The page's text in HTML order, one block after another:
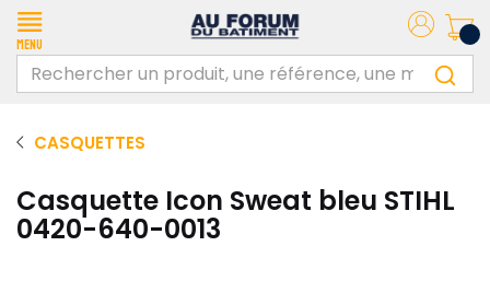
Menu
CASQUETTES
Casquette Icon Sweat bleu STIHL
0420-640-0013